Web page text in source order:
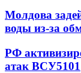
Молдова
воды из-за
РФ
атак ВСУ5101